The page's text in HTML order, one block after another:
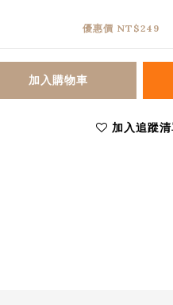
優惠價 NT$249
加入購物車
加入追蹤